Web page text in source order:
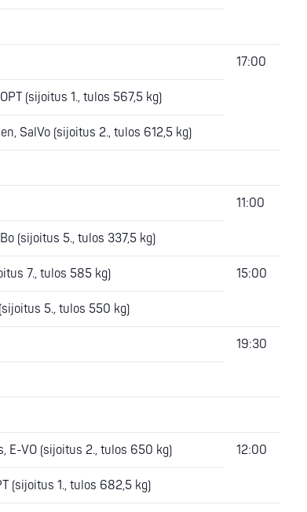
17:00
(sijoitus 1., tulos 567,5 kg)
SalVo (sijoitus 2., tulos 612,5 kg)
11:00
(sijoitus 5., tulos 337,5 kg)
7., tulos 585 kg) 15:00
5., tulos 550 kg)
19:30
E-VO (sijoitus 2., tulos 650 kg) 12:00
(sijoitus 1., tulos 682,5 kg)